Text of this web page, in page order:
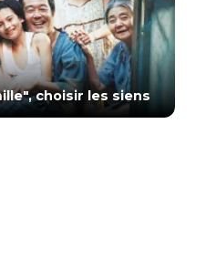
choisir les siens